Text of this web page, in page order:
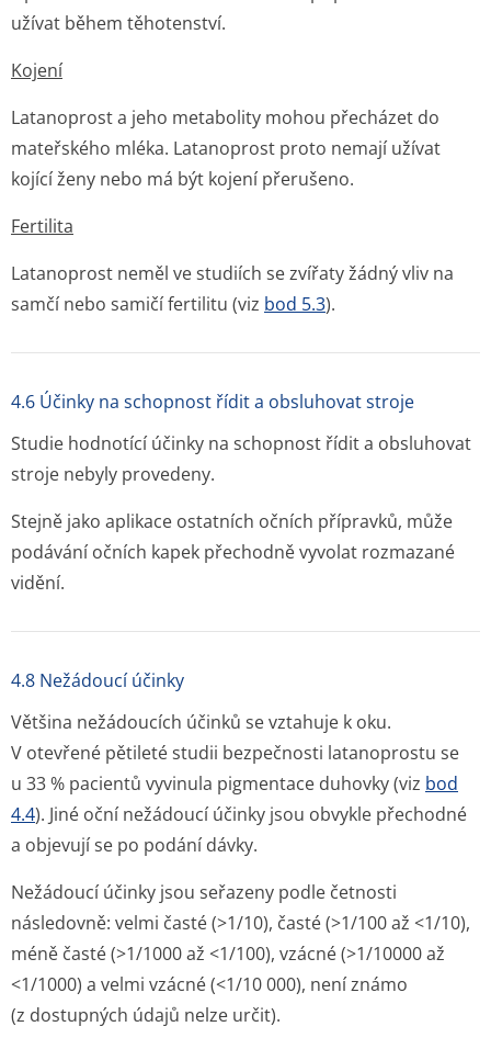
užívat během těhotenství.
Kojení
Latanoprost a jeho metabolity mohou přecházet do
mateřského mléka. Latanoprost proto nemají užívat
kojící ženy nebo má být kojení přerušeno.
Fertilita
Latanoprost neměl ve studiích se zvířaty žádný vliv na
samčí nebo samičí fertilitu (viz bod 5.3).
4.6 Účinky na schopnost řídit a obsluhovat stroje
Studie hodnotící účinky na schopnost řídit a obsluhovat
stroje nebyly provedeny.
Stejně jako aplikace ostatních očních přípravků, může
podávání očních kapek přechodně vyvolat rozmazané
vidění.
4.8 Nežádoucí účinky
Většina nežádoucích účinků se vztahuje k oku.
V otevřené pětileté studii bezpečnosti latanoprostu se
u 33 % pacientů vyvinula pigmentace duhovky (viz bod
4.4). Jiné oční nežádoucí účinky jsou obvykle přechodné
a objevují se po podání dávky.
Nežádoucí účinky jsou seřazeny podle četnosti
následovně: velmi časté(>1/10), časté(>1/100 až <1/10),
méně časté(>1/1000 až <1/100), vzácné(>1/10000 až
<1/1000) a velmi vzácné(<1/10 000), není známo
(z dostupných údajů nelze určit).